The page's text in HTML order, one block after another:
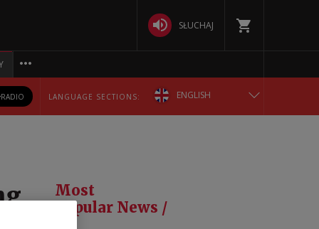
SŁUCHAJ
RADIO LANGUAGE SECTIONS: ENGLISH
Most
Popular News /